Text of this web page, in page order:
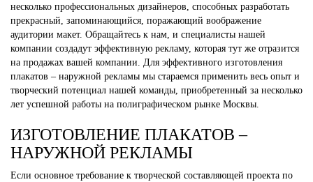
несколько профессиональных дизайнеров, способных разработать
прекрасный, запоминающийся, поражающий воображение
аудитории макет. Обращайтесь к нам, и специалисты нашей
компании создадут эффективную рекламу, которая тут же отразится
на продажах вашей компании. Для эффективного изготовления
плакатов – наружной рекламы мы стараемся применить весь опыт и
творческий потенциал нашей команды, приобретенный за несколько
лет успешной работы на полиграфическом рынке Москвы.
ИЗГОТОВЛЕНИЕ ПЛАКАТОВ –
НАРУЖНОЙ РЕКЛАМЫ
Если основное требование к творческой составляющей проекта по